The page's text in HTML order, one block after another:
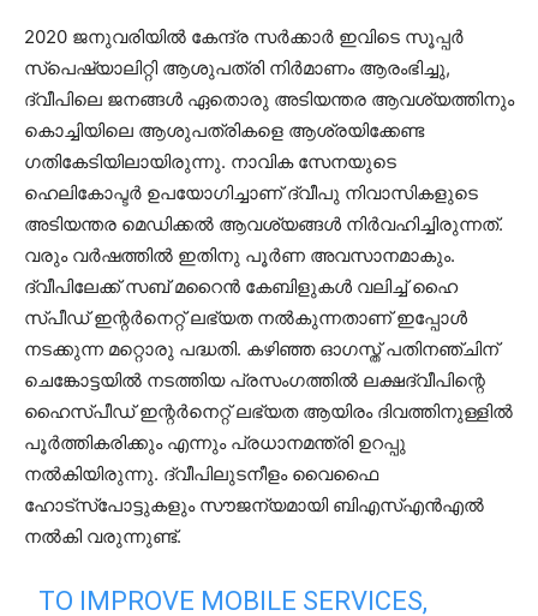
2020 ജനുവരിയില്‍ കേന്ദ്ര സര്‍ക്കാര്‍ ഇവിടെ സൂപ്പര്‍
സ്‌പെഷ്യാലിറ്റി ആശുപത്രി നിര്‍മാണം ആരംഭിച്ചു,
ദ്വീപിലെ ജനങ്ങള്‍ ഏതൊരു അടിയന്തര ആവശ്യത്തിനും
കൊച്ചിയിലെ ആശുപത്രികളെ ആശ്രയിക്കേണ്ട
ഗതികേടിയിലായിരുന്നു. നാവിക സേനയുടെ
ഹെലികോപ്ടര്‍ ഉപയോഗിച്ചാണ് ദ്വീപു നിവാസികളുടെ
അടിയന്തര മെഡിക്കല്‍ ആവശ്യങ്ങള്‍ നിര്‍വഹിച്ചിരുന്നത്.
വരും വര്‍ഷത്തില്‍ ഇതിനു പൂര്‍ണ അവസാനമാകും.
ദ്വീപിലേക്ക് സബ് മറൈന്‍ കേബിളുകള്‍ വലിച്ച് ഹൈ
സ്പീഡ് ഇന്റര്‍നെറ്റ് ലഭ്യത നല്‍കുന്നതാണ് ഇപ്പോള്‍
നടക്കുന്ന മറ്റൊരു പദ്ധതി. കഴിഞ്ഞ ഓഗസ്ത് പതിനഞ്ചിന്
ചെങ്കോട്ടയില്‍ നടത്തിയ പ്രസംഗത്തില്‍ ലക്ഷദ്വീപിന്റെ
ഹൈസ്പീഡ് ഇന്റര്‍നെറ്റ് ലഭ്യത ആയിരം ദിവത്തിനുള്ളില്‍
പൂര്‍ത്തികരിക്കും എന്നും പ്രധാനമന്ത്രി ഉറപ്പു
നല്‍കിയിരുന്നു. ദ്വീപിലുടനീളം വൈഫൈ
ഹോട്‌സ്‌പോട്ടുകളും സൗജന്യമായി ബിഎസ്എന്‍എല്‍
നല്‍കി വരുന്നുണ്ട്.
TO IMPROVE MOBILE SERVICES,